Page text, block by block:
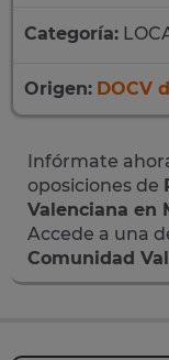
Categoría:
Origen: DOCV
Infórmate
oposiciones de
Valenciana en
Accede a una
Comunidad